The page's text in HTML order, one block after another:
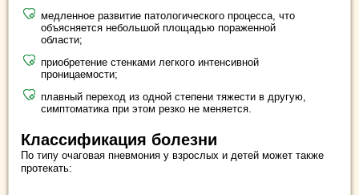
медленное развитие патологического процесса, что
объясняется небольшой площадью пораженной
области;
приобретение стенками легкого интенсивной
проницаемости;
плавный переход из одной степени тяжести в другую,
симптоматика при этом резко не меняется.
Классификация болезни
По типу очаговая пневмония у взрослых и детей может также
протекать: